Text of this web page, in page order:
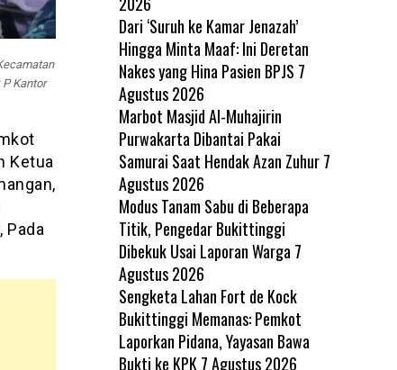
Kantor
Ketua
Pada
Dari ‘Suruh ke Kamar Jenazah’
Hingga Minta Maaf: Ini Deretan
Nakes yang Hina Pasien BPJS 7
Agustus 2026
Marbot Masjid Al-Muhajirin
Purwakarta Dibantai Pakai
Samurai Saat Hendak Azan Zuhur 7
Agustus 2026
Modus Tanam Sabu di Beberapa
Titik, Pengedar Bukittinggi
Dibekuk Usai Laporan Warga 7
Agustus 2026
Sengketa Lahan Fort de Kock
Bukittinggi Memanas: Pemkot
Laporkan Pidana, Yayasan Bawa
Bukti ke KPK 7 Agustus 2026